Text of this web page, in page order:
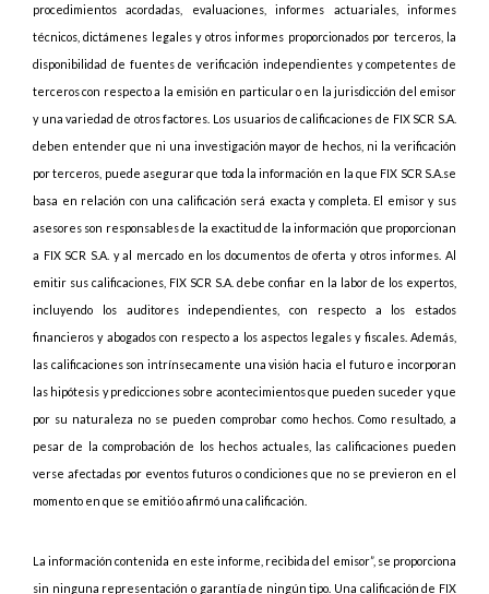
procedimientos acordadas, evaluaciones, informes actuariales, informes
técnicos, dictámenes legales y otros informes proporcionados por terceros, la
disponibilidad de fuentes de verificación independientes y competentes de
terceros con respecto a la emisión en particular o en la jurisdicción del emisor
y una variedad de otros factores. Los usuarios de calificaciones de FIX SCR S.A.
deben entender que ni una investigación mayor de hechos, ni la verificación
por terceros, puede asegurar que toda la información en la que FIX SCR S.A.se
basa en relación con una calificación será exacta y completa. El emisor y sus
asesores son responsables de la exactitud de la información que proporcionan
a FIX SCR S.A. y al mercado en los documentos de oferta y otros informes. Al
emitir sus calificaciones, FIX SCR S.A. debe confiar en la labor de los expertos,
incluyendo los auditores independientes, con respecto a los estados
financieros y abogados con respecto a los aspectos legales y fiscales. Además,
las calificaciones son intrínsecamente una visión hacia el futuro e incorporan
las hipótesis y predicciones sobre acontecimientos que pueden suceder y que
por su naturaleza no se pueden comprobar como hechos. Como resultado, a
pesar de la comprobación de los hechos actuales, las calificaciones pueden
verse afectadas por eventos futuros o condiciones que no se previeron en el
momento en que se emitió o afirmó una calificación.
La información contenida en este informe, recibida del emisor”, se proporciona
sin ninguna representación o garantía de ningún tipo. Una calificación de FIX